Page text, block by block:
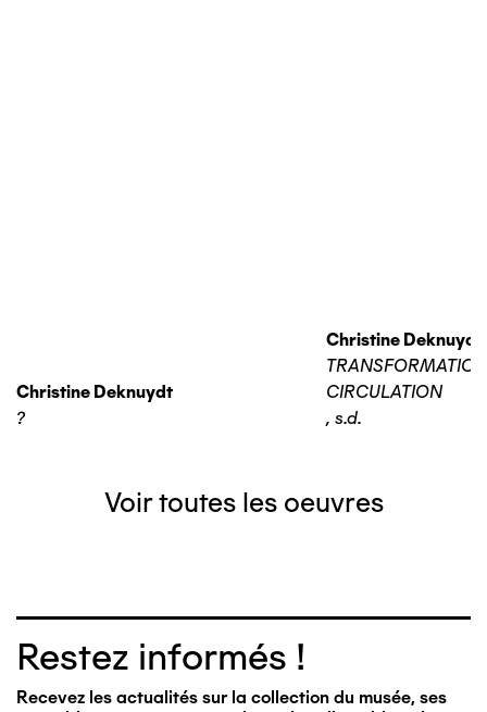
Christine Deknuydt
?
Christine Deknuydt
TRANSFORMATION
CIRCULATION
, s.d.
Voir toutes les oeuvres
Restez informés !
Recevez les actualités sur la collection du musée, ses